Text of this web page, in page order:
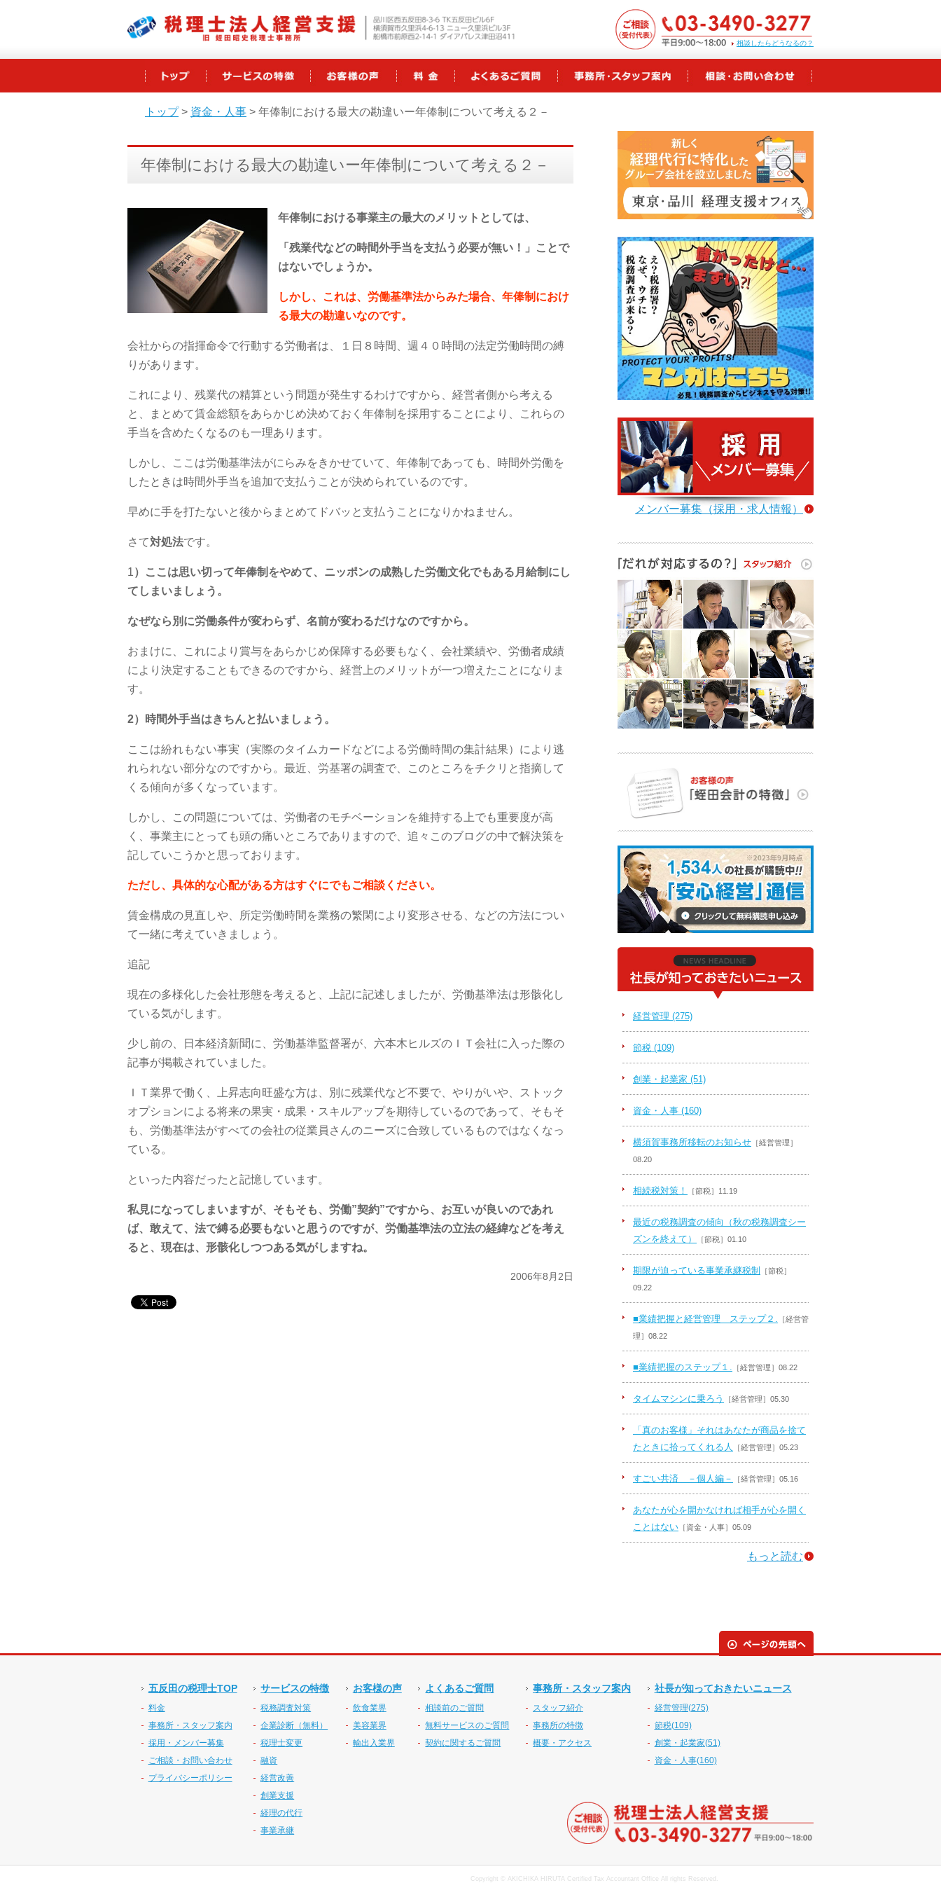
相談したらどうなるの？
トップ> 資金・人事 > 年俸制における最大の勘違いー年俸制について考える２－
年俸制における最大の勘違いー年俸制について考える２－
年俸制における事業主の最大のメリットとしては、
「残業代などの時間外手当を支払う必要が無い！」ことで
はないでしょうか。
しかし、これは、 労働基準法からみた場合、年俸制におけ
る最大の勘違いなのです。
会社からの指揮命令で行動する労働者は、１日８時間、週４０時間の法定労働時間の縛
りがあります。
これにより、残業代の精算という問題が発生するわけですから、経営者側から考える
と、まとめて賃金総額をあらかじめ決めておく年俸制を採用することにより、これらの
手当を含めたくなるのも一理あります。
しかし、ここは労働基準法がにらみをきかせていて、年俸制であっても、時間外労働を
したときは時間外手当を追加で支払うことが決められているのです。
早めに手を打たないと後からまとめてドバッと支払うことになりかねません。
さて対処法です。
1）ここは思い切って年俸制をやめて、ニッポンの成熟した労働文化でもある月給制にし
てしまいましょう。
なぜなら別に労働条件が変わらず、名前が変わるだけなのですから。
おまけに、これにより賞与をあらかじめ保障する必要もなく、会社業績や、労働者成績
により決定することもできるのですから、経営上のメリットが一つ増えたことになりま
す。
2）時間外手当はきちんと払いましょう。
ここは紛れもない事実（実際のタイムカードなどによる労働時間の集計結果）により逃
れられない部分なのですから。最近、労基署の調査で、このところをチクリと指摘して
くる傾向が多くなっています。
しかし、この問題については、労働者のモチベーションを維持する上でも重要度が高
く、事業主にとっても頭の痛いところでありますので、追々このブログの中で解決策を
記していこうかと思っております。
ただし、具体的な心配がある方はすぐにでもご相談ください。
賃金構成の見直しや、所定労働時間を業務の繁閑により変形させる、などの方法につい
て一緒に考えていきましょう。
追記
現在の多様化した会社形態を考えると、上記に記述しましたが、労働基準法は形骸化し
ている気がします。
少し前の、日本経済新聞に、労働基準監督署が、六本木ヒルズのＩＴ会社に入った際の
記事が掲載されていました。
ＩＴ業界で働く、上昇志向旺盛な方は、別に残業代など不要で、やりがいや、ストック
オプションによる将来の果実・成果・スキルアップを期待しているのであって、そもそ
も、労働基準法がすべての会社の従業員さんのニーズに合致しているものではなくなっ
ている。
といった内容だったと記憶しています。
私見になってしまいますが、そもそも、労働”契約”ですから、お互いが良いのであれ
ば、敢えて、法で縛る必要もないと思うのですが、労働基準法の立法の経緯などを考え
ると、現在は、形骸化しつつある気がしますね。
2006年8月2日
メンバー募集（採用・求人情報）
経営管理 (275)
節税 (109)
創業・起業家 (51)
資金・人事 (160)
横須賀事務所移転のお知らせ ［経営管理］
08.20
相続税対策！ ［節税］11.19
最近の税務調査の傾向（秋の税務調査シー
ズンを終えて）
［節税］01.10
期限が迫っている事業承継税制 ［節税］
09.22
■業績把握と経営管理 ステップ２.
［経営管
理］08.22
■業績把握のステップ１. ［経営管理］08.22
タイムマシンに乗ろう ［経営管理］05.30
「真のお客様」それはあなたが商品を捨て
たときに拾ってくれる人
［経営管理］05.23
すごい共済 －個人編－ ［経営管理］05.16
あなたが心を開かなければ相手が心を開く
ことはない ［資金・人事］05.09
もっと読む
五反田の税理士TOP
料金
事務所・スタッフ案内
採用・メンバー募集
ご相談・お問い合わせ
プライバシーポリシー
サービスの特徴
税務調査対策
企業診断（無料）
税理士変更
融資
経営改善
創業支援
経理の代行
事業承継
お客様の声
飲食業界
美容業界
輸出入業界
よくあるご質問
相談前のご質問
無料サービスのご質問
契約に関するご質問
事務所・スタッフ案内
スタッフ紹介
事務所の特徴
概要・アクセス
社長が知っておきたいニュース
経営管理(275)
節税(109)
創業・起業家(51)
資金・人事(160)
Copyright © AKICHIKA HIRUTA Certified Tax Accountant Office All rights Reserved.